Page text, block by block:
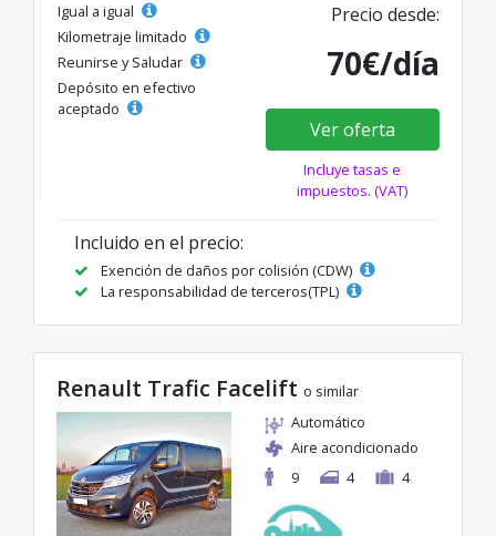
Igual a igual
Kilometraje limitado
Reunirse y Saludar
Depósito en efectivo
aceptado
Precio desde:
70€/día
Ver oferta
Incluye tasas e
impuestos. (VAT)
Incluido en el precio:
Exención de daños por colisión (CDW)
La responsabilidad de terceros(TPL)
Renault Trafic Facelift o similar
Automático
Aire acondicionado
9
4 4